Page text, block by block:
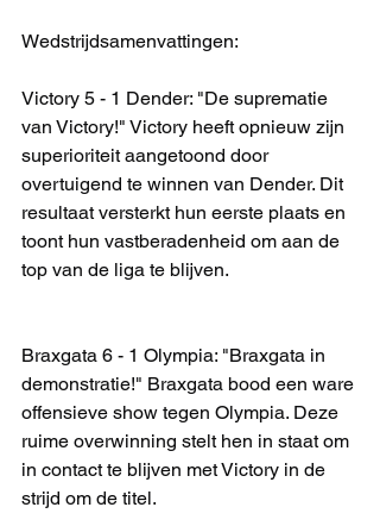
Wedstrijdsamenvattingen:
Victory 5 - 1 Dender: "De suprematie
van Victory!" Victory heeft opnieuw zijn
superioriteit aangetoond door
overtuigend te winnen van Dender. Dit
resultaat versterkt hun eerste plaats en
toont hun vastberadenheid om aan de
top van de liga te blijven.
Braxgata 6 - 1 Olympia: "Braxgata in
demonstratie!" Braxgata bood een ware
offensieve show tegen Olympia. Deze
ruime overwinning stelt hen in staat om
in contact te blijven met Victory in de
strijd om de titel.